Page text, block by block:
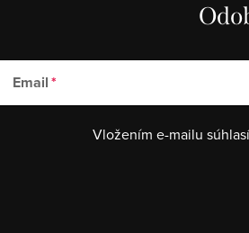
Email
Vložením e-mailu